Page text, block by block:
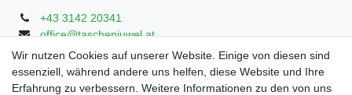
+43 3142 20341
office@taschenjuwel.at
Montag - Freitag: 08:30 - 18:00
Samstag: 8:30 - 17 Uhr
Wir nutzen Cookies auf unserer Website. Einige von diesen sind
essenziell, während andere uns helfen, diese Website und Ihre
Erfahrung zu verbessern. Weitere Informationen zu den von uns